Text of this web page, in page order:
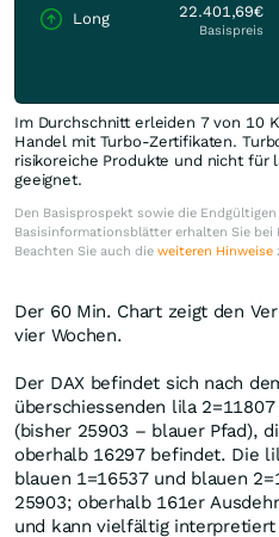
Long 22.401,69€
Basispreis
Im Durchschnitt erleiden 7 von 10
Handel mit Turbo-Zertifikaten.
risikoreiche Produkte und nicht für
geeignet.
Den Basisprospekt sowie die
Basisinformationsblätter erhalten Sie bei
Beachten Sie auch die weiteren Hinweise
Der 60 Min. Chart zeigt den
vier Wochen.
Der DAX befindet sich nach
überschiessenden lila
(bisher 25903 – blauer Pfad),
oberhalb 16297 befindet. Die
blauen 1=16537 und blauen
25903; oberhalb 161er
und kann vielfältig